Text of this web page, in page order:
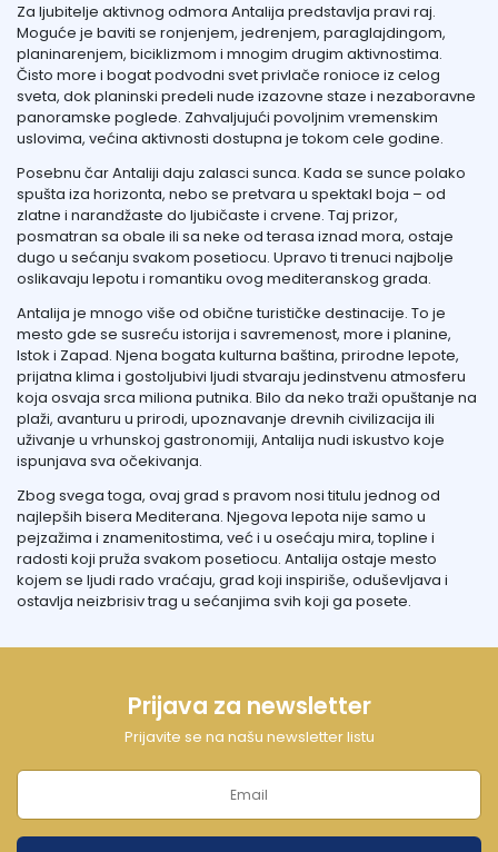
Za ljubitelje aktivnog odmora Antalija predstavlja pravi raj.
Moguće je baviti se ronjenjem, jedrenjem, paraglajdingom,
planinarenjem, biciklizmom i mnogim drugim aktivnostima.
Čisto more i bogat podvodni svet privlače ronioce iz celog
sveta, dok planinski predeli nude izazovne staze i nezaboravne
panoramske poglede. Zahvaljujući povoljnim vremenskim
uslovima, većina aktivnosti dostupna je tokom cele godine.
Posebnu čar Antaliji daju zalasci sunca. Kada se sunce polako
spušta iza horizonta, nebo se pretvara u spektakl boja – od
zlatne i narandžaste do ljubičaste i crvene. Taj prizor,
posmatran sa obale ili sa neke od terasa iznad mora, ostaje
dugo u sećanju svakom posetiocu. Upravo ti trenuci najbolje
oslikavaju lepotu i romantiku ovog mediteranskog grada.
Antalija je mnogo više od obične turističke destinacije. To je
mesto gde se susreću istorija i savremenost, more i planine,
Istok i Zapad. Njena bogata kulturna baština, prirodne lepote,
prijatna klima i gostoljubivi ljudi stvaraju jedinstvenu atmosferu
koja osvaja srca miliona putnika. Bilo da neko traži opuštanje na
plaži, avanturu u prirodi, upoznavanje drevnih civilizacija ili
uživanje u vrhunskoj gastronomiji, Antalija nudi iskustvo koje
ispunjava sva očekivanja.
Zbog svega toga, ovaj grad s pravom nosi titulu jednog od
najlepših bisera Mediterana. Njegova lepota nije samo u
pejzažima i znamenitostima, već i u osećaju mira, topline i
radosti koji pruža svakom posetiocu. Antalija ostaje mesto
kojem se ljudi rado vraćaju, grad koji inspiriše, oduševljava i
ostavlja neizbrisiv trag u sećanjima svih koji ga posete.
Prijava za newsletter
Prijavite se na našu newsletter listu